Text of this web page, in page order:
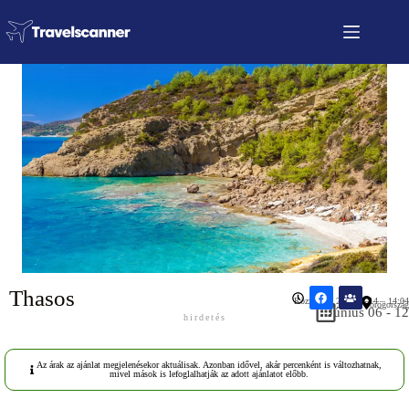
Június 06 - 12
Közzétéve: 2026.03.14 – 14:04
Görögország
Thasos
hirdetés
Az árak az ajánlat megjelenésekor aktuálisak. Azonban idővel, akár percenként is változhatnak,
mivel mások is lefoglalhatják az adott ajánlatot előbb.